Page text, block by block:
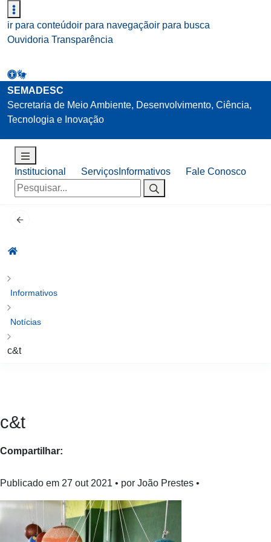
ir para conteúdo ir para navegaçãoir para busca
Ouvidoria Transparência
SEMADESC
Secretaria de Meio Ambiente, Desenvolvimento, Ciência,
Tecnologia e Inovação
Institucional ServiçosInformativos
Fale Conosco
Pesquisar
por:
Informativos
Notícias
c&t
Publicado em27 out 2021• por João Prestes •